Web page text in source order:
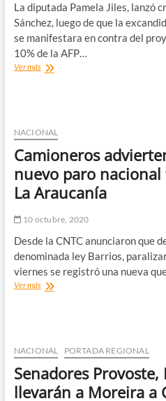
La diputada Pamela Jiles, lanzó
Sánchez, luego de que la
se manifestara en contra del
10% de la AFP…
Ver másSegundo
ciento:
Pamela
Jiles
a
Beatriz
por
apoyar
el
NACIONAL
Camioneros
nuevo paro
La Araucanía
10 octubre, 2020
Desde la CNTC anunciaron que
denominada ley Barrios,
viernes se registró una nueva
Ver másCamioneros
nuevo
paro
nacional
atentado
NACIONAL PORTADA REGIONAL
Senadores
llevarán a Moreira a